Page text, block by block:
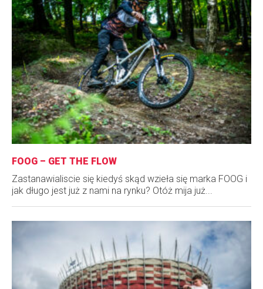
FOOG – GET THE FLOW
Zastanawialiscie się kiedyś skąd wzieła się marka FOOG i
jak długo jest już z nami na rynku? Otóż mija już...